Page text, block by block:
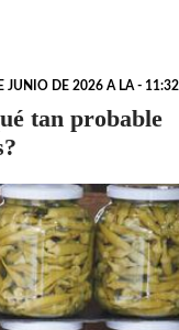
JUNIO DE 2026 A LA - 11:32
tan probable